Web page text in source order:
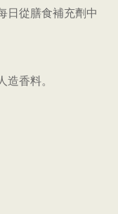
日從膳食補充劑中
香料。